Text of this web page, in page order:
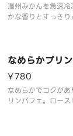
温州みかんを急速
かな香りとすっき
なめらかプリ
¥780
なめらかでコクが
リンパフェ。ロー